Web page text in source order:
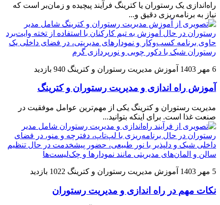
راه‌اندازی یک رستوران یا کترینگ فرآیند پیچیده و زمان‌بر است که
نیاز به برنامه‌ریزی دقیق و...
6 مهر 1403 آموزش مدیریت رستوران و کترینگ 940 بازدید
آموزش راه اندازی و مدیریت رستوران و کترینگ
مدیریت رستوران و کترینگ یکی از مهم‌ترین عوامل موفقیت در
صنعت غذا است. برای اینکه بتوانید...
5 مهر 1403 آموزش مدیریت رستوران و کترینگ 1022 بازدید
نکات مهم در راه اندازی و مدیریت رستوران